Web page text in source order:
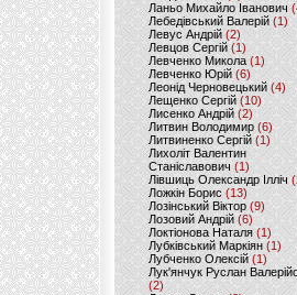
Ланьо Михайло Іванович
Лебедівський Валерій(1)
Левус Андрій(2)
Левцов Сергій (1)
Левченко Микола (1)
Левченко Юрій (6)
Леонід Черновецький (4)
Лещенко Сергій (10)
Лисенко Андрій (2)
Литвин Володимир (6)
Литвиненко Сергій (1)
Лихоліт Валентин
Станіславович (1)
Лівшиць Олександр Ілліч
Ложкін Борис(13)
Лозінський Віктор(9)
Лозовий Андрій (6)
Локтіонова Наталя (1)
Лубківський Маркіян(1)
Лубченко Олексій (1)
Лук'янчук Руслан
(2)